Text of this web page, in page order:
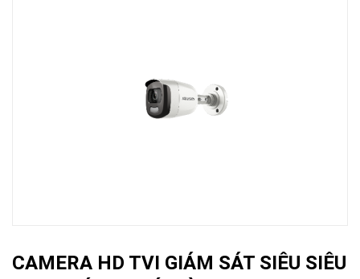
CAMERA HD TVI GIÁM SÁT SIÊU SIÊU